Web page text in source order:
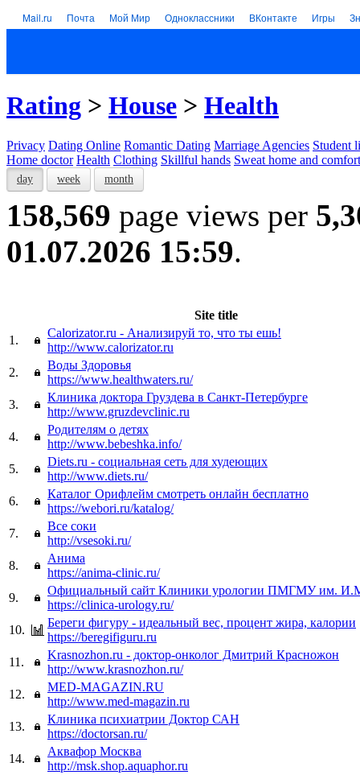
Mail.ru Почта Мой Мир Одноклассники ВКонтакте Игры
Rating > House > Health
Privacy Dating Online Romantic Dating Marriage Agencies Student
Home doctor Health Clothing Skillful hands Sweat home and comfort
day week month
158,569 page views per
01.07.2026 15:59.
Site title
1.
Calorizator.ru - Анализируй то, что ты ешь!
http://www.calorizator.ru
2.
Воды Здоровья
https://www.healthwaters.ru/
3.
Клиника доктора Груздева в Санкт-Петербурге
http://www.gruzdevclinic.ru
4.
Родителям о детях
http://www.bebeshka.info/
5.
Diets.ru - социальная сеть для худеющих
http://www.diets.ru/
6.
Каталог Орифлейм смотреть онлайн бесплатно
https://webori.ru/katalog/
7.
Все соки
http://vsesoki.ru/
8.
Анима
https://anima-clinic.ru/
9.
Официальный сайт Клиники урологии ПМГМУ им.
https://clinica-urology.ru/
10.
Береги фигуру - идеальный вес, процент жира, калории
https://beregifiguru.ru
11.
Krasnozhon.ru - доктор-онколог Дмитрий Красножон
http://www.krasnozhon.ru/
12.
MED-MAGAZIN.RU
http://www.med-magazin.ru
13.
Клиника психиатрии Доктор САН
https://doctorsan.ru/
14.
Аквафор Москва
http://msk.shop.aquaphor.ru